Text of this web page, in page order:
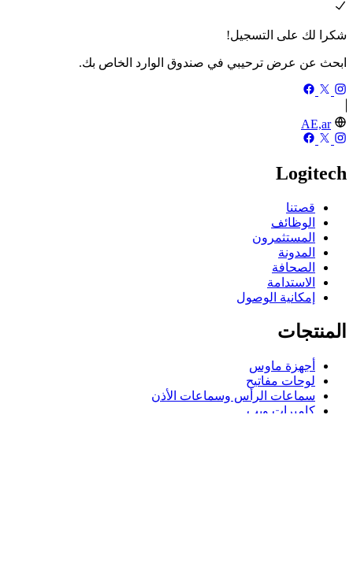
شكرا لك على التسجيل!
ابحث عن عرض ترحيبي في صندوق الوارد الخاص بك.
AE,ar
Logitech
قصتنا
الوظائف
المستثمرون
المدونة
الصحافة
الاستدامة
إمكانية الوصول
المنتجات
أجهزة ماوس
لوحات مفاتيح
سماعات الرأس وسماعات الأذن
كاميرات ويب